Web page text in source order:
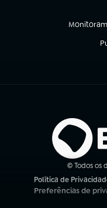
(abre em
© Todos os
Política de
(abre em nova aba)
Preferências de